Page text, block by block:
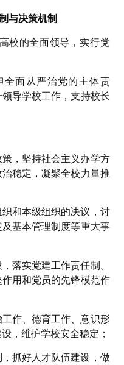
与决策机制
校的全面领导，实行党
全面从严治党的主体责
导学校工作，支持校长
策，坚持社会主义办学方
稳定，凝聚全校力量推
织和本级组织的决议，讨
基本管理制度等重大事
落实党建工作责任制。
用和党员的先锋模范作
工作、德育工作、意识形
，维护学校安全稳定；
，抓好人才队伍建设，做